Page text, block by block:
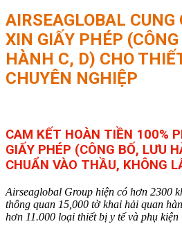
AIRSEAGLOBAL
XIN GIẤY PHÉP
HÀNH C, D) CHO
CHUYÊN NGHIỆP
CAM KẾT HOÀN TIỀN 100%
GIẤY PHÉP (CÔNG BỐ, LƯU
CHUẨN VÀO THẦU, KHÔNG
Airseaglobal Group hiện có hơn 2300
thông quan 15,000 tờ khai hải quan
hơn 11.000 loại thiết bị y tế và phụ kiện